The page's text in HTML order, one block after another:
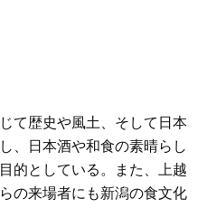
て歴史や風土、そして日本
、日本酒や和食の素晴らし
的としている。また、上越
の来場者にも新潟の食文化